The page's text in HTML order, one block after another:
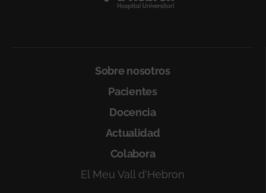
Sobre nosotros
Pacientes
Docencia
Actualidad
Colabora
El Meu Vall d'Hebron